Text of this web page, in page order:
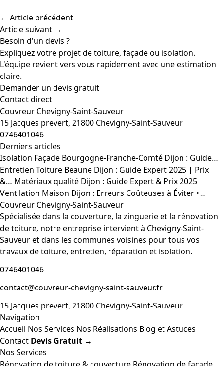
← Article précédent
Article suivant →
Besoin d'un devis ?
Expliquez votre projet de toiture, façade ou isolation.
L'équipe revient vers vous rapidement avec une estimation
claire.
Demander un devis gratuit
Contact direct
Couvreur Chevigny-Saint-Sauveur
15 Jacques prevert, 21800 Chevigny-Saint-Sauveur
0746401046
Derniers articles
Isolation Façade Bourgogne-Franche-Comté Dijon : Guide…
Entretien Toiture Beaune Dijon : Guide Expert 2025 | Prix
&… Matériaux qualité Dijon : Guide Expert & Prix 2025
Ventilation Maison Dijon : Erreurs Coûteuses à Éviter •…
Couvreur Chevigny-Saint-Sauveur
Spécialisée dans la couverture, la zinguerie et la rénovation
de toiture, notre entreprise intervient à Chevigny-Saint-
Sauveur et dans les communes voisines pour tous vos
travaux de toiture, entretien, réparation et isolation.
0746401046
contact@couvreur-chevigny-saint-sauveur.fr
15 Jacques prevert, 21800 Chevigny-Saint-Sauveur
Navigation
Accueil Nos Services Nos Réalisations Blog et Astuces
Contact Devis Gratuit →
Nos Services
Rénovation de toiture & couverture Rénovation de façade